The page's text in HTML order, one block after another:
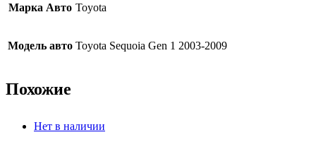
Марка Авто Toyota
Модель авто Toyota Sequoia Gen 1 2003-2009
Похожие
Нет в наличии